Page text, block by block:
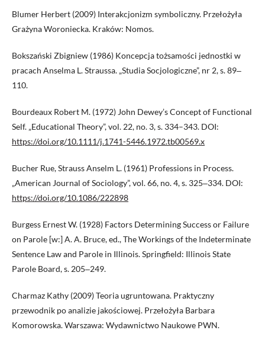
Blumer Herbert (2009) Interakcjonizm symboliczny. Przełożyła
Grażyna Woroniecka. Kraków: Nomos.
Bokszański Zbigniew (1986) Koncepcja tożsamości jednostki w
pracach Anselma L. Straussa. „Studia Socjologiczne”, nr 2, s. 89‒
110.
Bourdeaux Robert M. (1972) John Dewey’s Concept of Functional
Self. „Educational Theory”, vol. 22, no. 3, s. 334–343. DOI:
https://doi.org/10.1111/j.1741-5446.1972.tb00569.x
Bucher Rue, Strauss Anselm L. (1961) Professions in Process.
„American Journal of Sociology”, vol. 66, no. 4, s. 325‒334. DOI:
https://doi.org/10.1086/222898
Burgess Ernest W. (1928) Factors Determining Success or Failure
on Parole [w:] A. A. Bruce, ed., The Workings of the Indeterminate
Sentence Law and Parole in Illinois. Springfield: Illinois State
Parole Board, s. 205‒249.
Charmaz Kathy (2009) Teoria ugruntowana. Praktyczny
przewodnik po analizie jakościowej. Przełożyła Barbara
Komorowska. Warszawa: Wydawnictwo Naukowe PWN.